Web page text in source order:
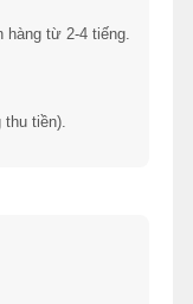
hàng từ 2-4 tiếng.
thu tiền).